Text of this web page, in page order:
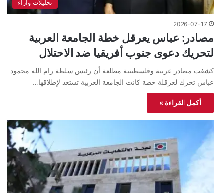
تحليلات واراء
2026-07-17
مصادر: عباس يعرقل خطة الجامعة العربية
لتحريك دعوى جنوب أفريقيا ضد الاحتلال
كشفت مصادر عربية وفلسطينية مطلعة أن رئيس سلطة رام الله محمود
عباس تحرك لعرقلة خطة كانت الجامعة العربية تستعد لإطلاقها…
أكمل القراءة »